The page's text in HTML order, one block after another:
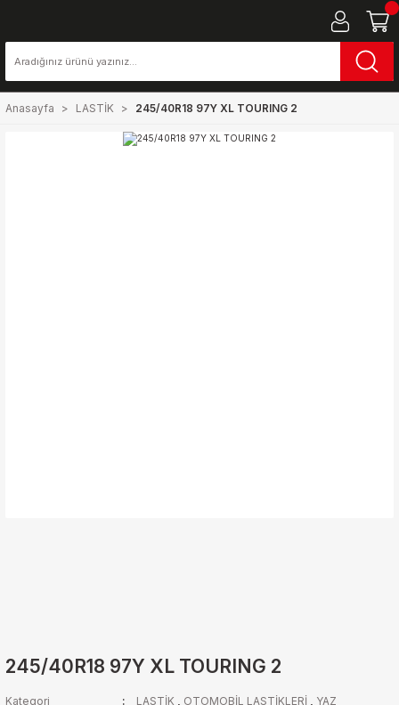
Anasayfa LASTİK 245/40R18 97Y XL TOURING 2
245/40R18 97Y XL TOURING 2
Kategori LASTİK , OTOMOBİL LASTİKLERİ , YAZ